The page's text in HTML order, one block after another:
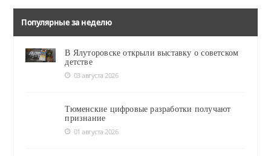
Популярные за неделю
В Ялуторовске открыли выставку о советском
детстве
03 августа 2026
Тюменские цифровые разработки получают
признание
01 августа 2026